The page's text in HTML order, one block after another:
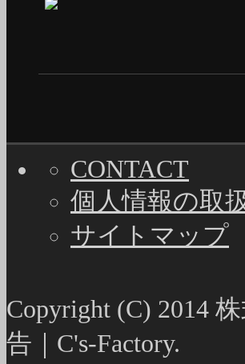
CONTACT
個人情報の取
サイトマップ
Copyright (C) 2014
告｜C's-Factory.